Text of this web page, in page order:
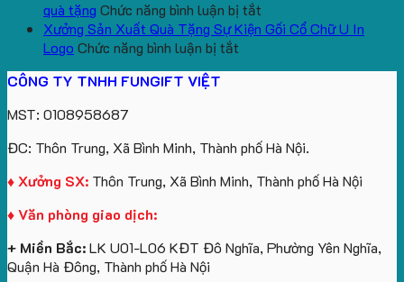
Viên
Tặng
Công
lượng
lớn
logo
tô
số
lượng
theo
yêu
cầu
túi
giấy
in
Vinhomes
gấu
logo
Future
Group
quà tặng Chức năng bình luận bị tắt
Gấu
in
Catherine
tặng
Xưởng Sản Xuất Quà Tặng Sự Kiện Gối Cổ Chữ U In
Logo Chức năng bình luận bị tắt
Tặng
Sự
Kiện
U
CÔNG TY TNHH FUNGIFT VIỆT
MST: 0108958687
ĐC: Thôn Trung, Xã Bình Minh, Thành phố Hà Nội.
♦ Xưởng SX: Thôn Trung, Xã Bình Minh, Thành phố Hà Nội
♦ Văn phòng giao dịch:
+ Miền Bắc:LK U01-L06 KĐT Đô Nghĩa, Phường Yên Nghĩa,
Quận Hà Đông, Thành phố Hà Nội